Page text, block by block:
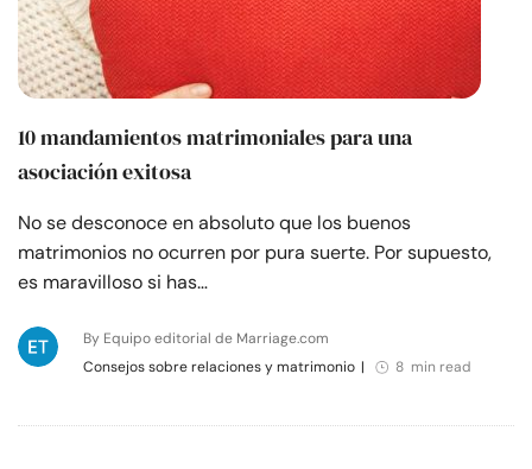
10 mandamientos matrimoniales para una
asociación exitosa
No se desconoce en absoluto que los buenos
matrimonios no ocurren por pura suerte. Por supuesto,
es maravilloso si has…
By Equipo editorial de Marriage.com
Consejos sobre relaciones y matrimonio | 8 min read